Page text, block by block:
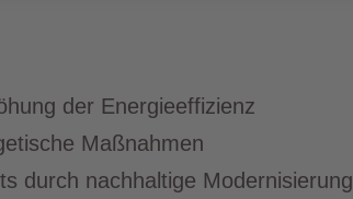
der Energieeffizienz
Maßnahmen
durch nachhaltige Modernisierung